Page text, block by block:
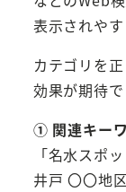
表示されや
カテゴリを
効果が期待で
① 関連キー
「名水スポ
井戸 〇〇地